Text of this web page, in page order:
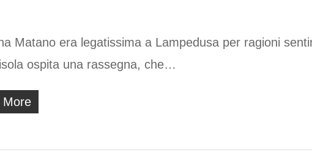
Matano era legatissima a Lampedusa per ragioni
ospita una rassegna, che…
More